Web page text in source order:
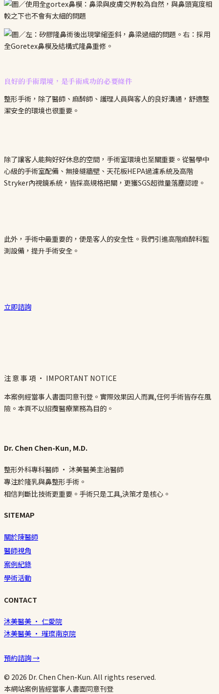
良好的手術環境，是手術成功的必要條件
整形手術，除了醫師、麻醉師、護理人員與客人的良好溝通，舒適整
潔安全的環境也很重要。
除了讓客人能夠好好休息的空間，手術室環境也至關重要。從醫學中
心級的手術室配備、無接縫牆壁、天花板HEPA過濾系統及高階
Stryker內視鏡系統，皆採高規格把關，更獲SGS超微量落塵認證。
此外，手術中最重要的，便是客人的安全性。我們引進高階麻醉科監
測設備，提升手術安全。
立即諮詢
注 意 事 項 · IMPORTANT NOTICE
本案例經當事人書面同意刊登。實際效果因人而異,任何手術皆存在風
險。本頁不以招攬醫療業務為目的。
Dr. Chen Chen-Kun, M.D.
整形外科專科醫師 · 沐美醫美主治醫師
專注於隆乳與鼻整形手術。
相信判斷比技術更重要。手術只是工具,決策才是核心。
SITEMAP
關於陳醫師
醫師視角
案例紀錄
學術活動
CONTACT
沐美醫美 · 仁愛院
沐美醫美 · 璀璨南京院
預約諮詢 →
© 2026 Dr. Chen Chen-Kun. All rights reserved.
本網站案例皆經當事人書面同意刊登